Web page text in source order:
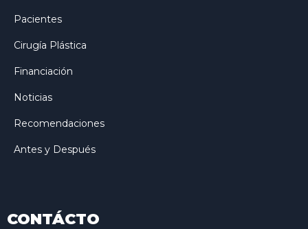
Pacientes
Cirugía Plástica
Financiación
Noticias
Recomendaciones
Antes y Después
CONTÁCTO